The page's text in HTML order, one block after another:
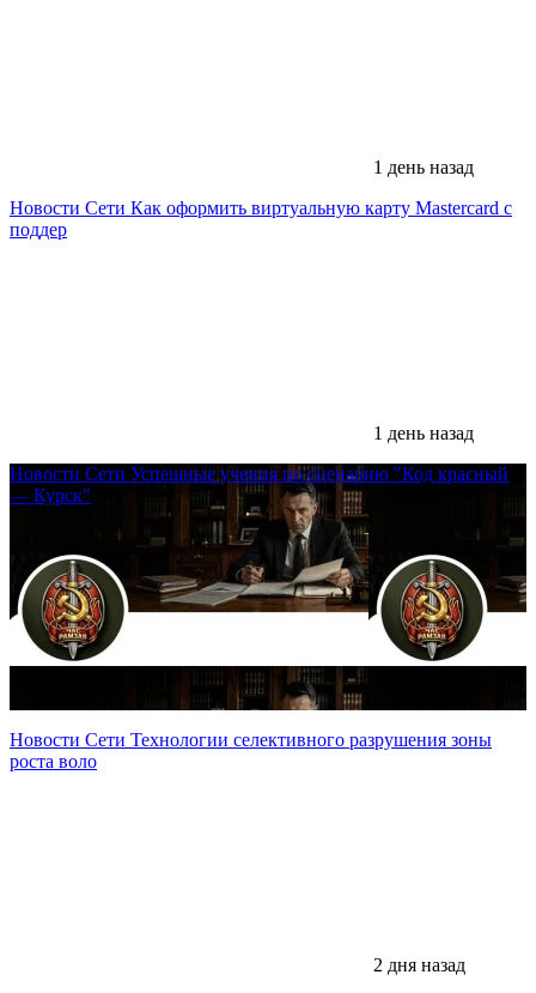
1 день назад
Новости Сети Как оформить виртуальную карту Mastercard с
поддер
1 день назад
Новости Сети Успешные учения по сценарию "Код красный
— Курск"
Новости Сети Технологии селективного разрушения зоны
роста воло
2 дня назад